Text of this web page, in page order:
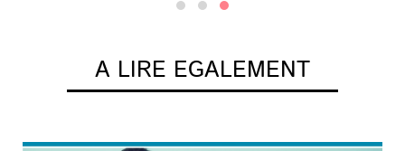
A LIRE EGALEMENT